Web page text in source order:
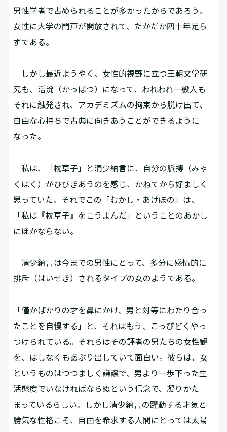
男性学者で占められることが多かったからであろう。
女性に大学の門戸が開放されて、たかだか四十年足ら
ずである。
しかし最近ようやく、女性的視野に立つ王朝文学研
究も、活溌（かっぱつ）になって、われわれ一般人も
それに触発され、アカデミズムの拘束から脱け出て、
自由な心持ちで古典に向きあうことができるように
なった。
私は、「枕草子」と清少納言に、自分の脈搏（みゃ
くはく）がひびきあうのを感じ、かねてから好ましく
思っていた。それでこの「むかし・あけぼの」は、
「私は『枕草子』をこうよんだ」ということのあかし
にほかならない。
清少納言は今までの男性にとって、多分に感情的に
排斥（はいせき）されるタイプの女のようである。
「僅かばかりの才を鼻にかけ、男と対等にわたり合っ
たことを自慢する」と、それはもう、こっぴどくやっ
つけられている。それらはその評者の男たちの女性観
を、はしなくもあぶり出していて面白い。彼らは、女
というものはつつましく謙譲で、男より一歩下った生
活態度でいなければならぬという信念で、凝りかた
まっているらしい。しかし清少納言の躍動する才気と
勝気な性格こそ、自由を希求する人間にとっては太陽